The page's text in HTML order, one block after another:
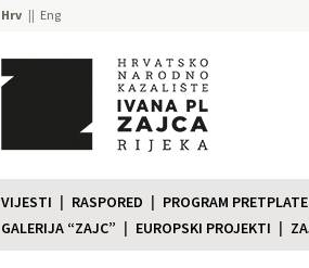
Hrv Eng
VIJESTI RASPORED PROGRAM
GALERIJA “ZAJC”
EUROPSKI PROJEKTI